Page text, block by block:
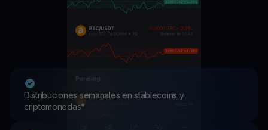
Distribuciones semanales en stablecoins y
criptomonedas*